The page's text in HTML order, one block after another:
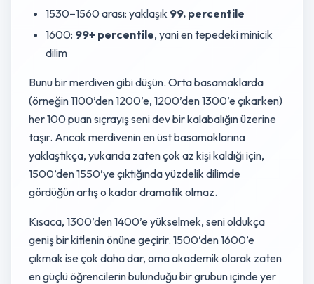
1530–1560 arası: yaklaşık 99. percentile
1600: 99+ percentile, yani en tepedeki minicik
dilim
Bunu bir merdiven gibi düşün. Orta basamaklarda
(örneğin 1100’den 1200’e, 1200’den 1300’e çıkarken)
her 100 puan sıçrayış seni dev bir kalabalığın üzerine
taşır. Ancak merdivenin en üst basamaklarına
yaklaştıkça, yukarıda zaten çok az kişi kaldığı için,
1500’den 1550’ye çıktığında yüzdelik dilimde
gördüğün artış o kadar dramatik olmaz.
Kısaca, 1300’den 1400’e yükselmek, seni oldukça
geniş bir kitlenin önüne geçirir. 1500’den 1600’e
çıkmak ise çok daha dar, ama akademik olarak zaten
en güçlü öğrencilerin bulunduğu bir grubun içinde yer